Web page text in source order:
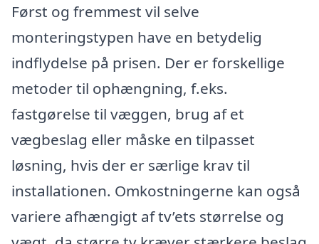
Først og fremmest vil selve
monteringstypen have en betydelig
indflydelse på prisen. Der er forskellige
metoder til ophængning, f.eks.
fastgørelse til væggen, brug af et
vægbeslag eller måske en tilpasset
løsning, hvis der er særlige krav til
installationen. Omkostningerne kan også
variere afhængigt af tv’ets størrelse og